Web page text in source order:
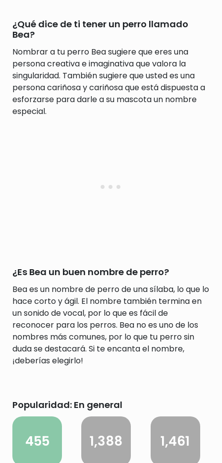
¿Qué dice de ti tener un perro llamado
Bea?
Nombrar a tu perro Bea sugiere que eres una
persona creativa e imaginativa que valora la
singularidad. También sugiere que usted es una
persona cariñosa y cariñosa que está dispuesta a
esforzarse para darle a su mascota un nombre
especial.
¿Es Bea un buen nombre de perro?
Bea es un nombre de perro de una sílaba, lo que lo
hace corto y ágil. El nombre también termina en
un sonido de vocal, por lo que es fácil de
reconocer para los perros. Bea no es uno de los
nombres más comunes, por lo que tu perro sin
duda se destacará. Si te encanta el nombre,
¡deberías elegirlo!
Popularidad: En general
455 1,388 1,461